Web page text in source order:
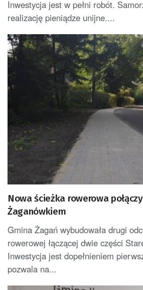
Inwestycja jest w pełni robót.
realizację pieniądze unijne....
Nowa ścieżka rowerowa
Żaganówkiem
Gmina Żagań wybudowała drugi
rowerowej łączącej dwie części
Inwestycja jest dopełnieniem
pozwala na...